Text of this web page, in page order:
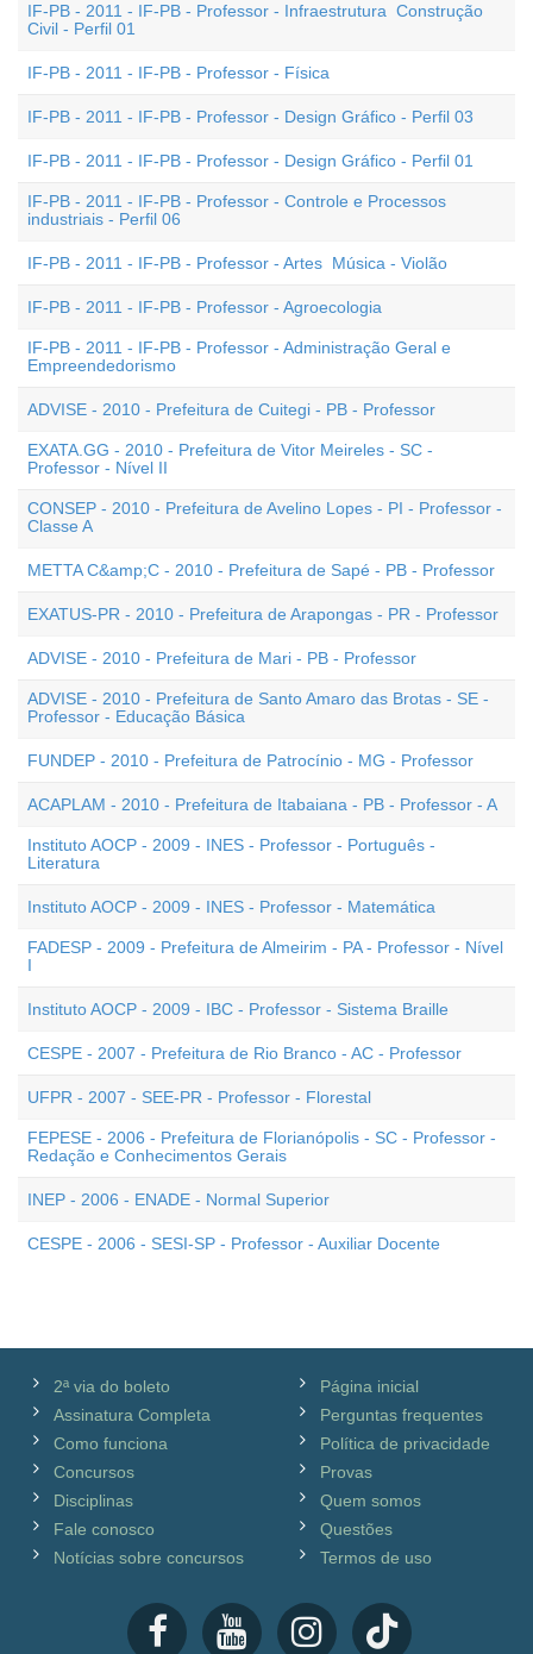
IF-PB - 2011 - IF-PB - Professor - Infraestrutura  Construção
Civil - Perfil 01
IF-PB - 2011 - IF-PB - Professor - Física
IF-PB - 2011 - IF-PB - Professor - Design Gráfico - Perfil 03
IF-PB - 2011 - IF-PB - Professor - Design Gráfico - Perfil 01
IF-PB - 2011 - IF-PB - Professor - Controle e Processos
industriais - Perfil 06
IF-PB - 2011 - IF-PB - Professor - Artes  Música - Violão
IF-PB - 2011 - IF-PB - Professor - Agroecologia
IF-PB - 2011 - IF-PB - Professor - Administração Geral e
Empreendedorismo
ADVISE - 2010 - Prefeitura de Cuitegi - PB - Professor
EXATA.GG - 2010 - Prefeitura de Vitor Meireles - SC -
Professor - Nível II
CONSEP - 2010 - Prefeitura de Avelino Lopes - PI - Professor -
Classe A
METTA C&amp;C - 2010 - Prefeitura de Sapé - PB - Professor
EXATUS-PR - 2010 - Prefeitura de Arapongas - PR - Professor
ADVISE - 2010 - Prefeitura de Mari - PB - Professor
ADVISE - 2010 - Prefeitura de Santo Amaro das Brotas - SE -
Professor - Educação Básica
FUNDEP - 2010 - Prefeitura de Patrocínio - MG - Professor
ACAPLAM - 2010 - Prefeitura de Itabaiana - PB - Professor - A
Instituto AOCP - 2009 - INES - Professor - Português -
Literatura
Instituto AOCP - 2009 - INES - Professor - Matemática
FADESP - 2009 - Prefeitura de Almeirim - PA - Professor - Nível
I
Instituto AOCP - 2009 - IBC - Professor - Sistema Braille
CESPE - 2007 - Prefeitura de Rio Branco - AC - Professor
UFPR - 2007 - SEE-PR - Professor - Florestal
FEPESE - 2006 - Prefeitura de Florianópolis - SC - Professor -
Redação e Conhecimentos Gerais
INEP - 2006 - ENADE - Normal Superior
CESPE - 2006 - SESI-SP - Professor - Auxiliar Docente
2ª via do boleto
Assinatura Completa
Como funciona
Concursos
Disciplinas
Fale conosco
Notícias sobre concursos
Página inicial
Perguntas frequentes
Política de privacidade
Provas
Quem somos
Questões
Termos de uso